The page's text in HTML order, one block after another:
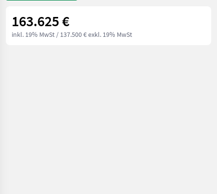
163.625 €
inkl. 19% MwSt / 137.500 € exkl. 19% MwSt